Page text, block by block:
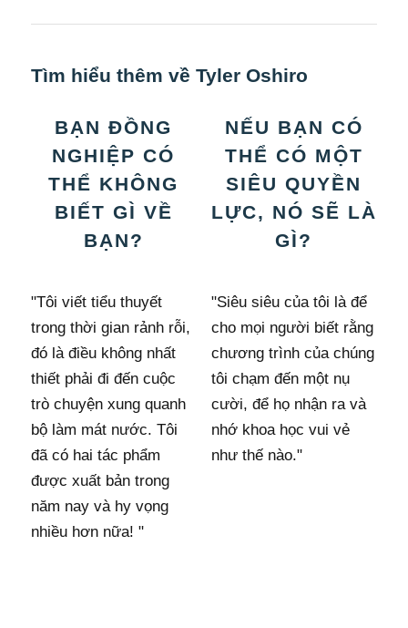
Tìm hiểu thêm về Tyler Oshiro
BẠN ĐỒNG
NGHIỆP CÓ
THỂ KHÔNG
BIẾT GÌ VỀ
BẠN?
"Tôi viết tiểu thuyết
trong thời gian rảnh rỗi,
đó là điều không nhất
thiết phải đi đến cuộc
trò chuyện xung quanh
bộ làm mát nước. Tôi
đã có hai tác phẩm
được xuất bản trong
năm nay và hy vọng
nhiều hơn nữa! "
NẾU BẠN CÓ
THỂ CÓ MỘT
SIÊU QUYỀN
LỰC, NÓ SẼ LÀ
GÌ?
"Siêu siêu của tôi là để
cho mọi người biết rằng
chương trình của chúng
tôi chạm đến một nụ
cười, để họ nhận ra và
nhớ khoa học vui vẻ
như thế nào."